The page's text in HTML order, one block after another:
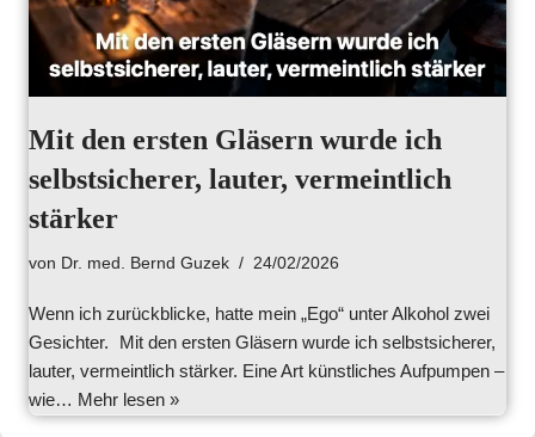
Mit den ersten Gläsern wurde ich
selbstsicherer, lauter, vermeintlich
stärker
von Dr. med. Bernd Guzek 24/02/2026
Wenn ich zurückblicke, hatte mein „Ego“ unter Alkohol zwei
Gesichter. Mit den ersten Gläsern wurde ich selbstsicherer,
lauter, vermeintlich stärker. Eine Art künstliches Aufpumpen –
wie… Mehr lesen »